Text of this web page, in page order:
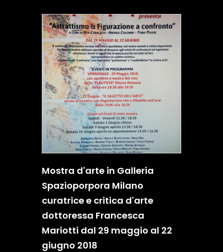
Mostra d'arte in Galleria
Spazioporpora Milano
curatrice e critica d'arte
dottoressa Francesca
Mariotti dal 29 maggio al 22
giugno 2018